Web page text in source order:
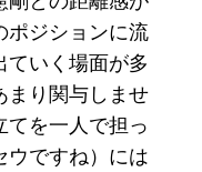
ポジションに流
いく場面が多
まり関与しませ
てを一人で担っ
ウですね）には